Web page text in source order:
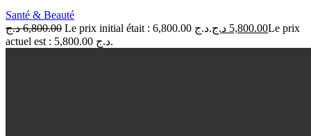
Santé & Beauté
6,800.00 د.ج Le prix initial était : 6,800.00 د.ج. 5,800.00 د.ج
Le prix
actuel est : 5,800.00 د.ج.